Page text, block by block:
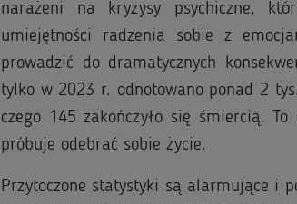
narażeni na kryzysy psychiczne,
umiejętności radzenia sobie z
prowadzić do dramatycznych
tylko w 2023 r. odnotowano ponad 2
czego 145 zakończyło się śmiercią.
próbuje odebrać sobie życie.
Przytoczone statystyki są alarmujące i